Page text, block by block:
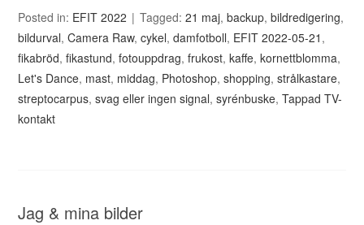
Posted in: EFIT 2022 Tagged:21 maj,backup,bildredigering,
bildurval,Camera Raw,cykel,damfotboll, EFIT 2022-05-21 ,
fikabröd,fikastund,fotouppdrag,frukost,kaffe,kornettblomma,
Let's Dance, mast, middag, Photoshop,shopping,strålkastare,
streptocarpus,svag eller ingen signal,syrénbuske,Tappad TV-
kontakt
Jag & mina bilder